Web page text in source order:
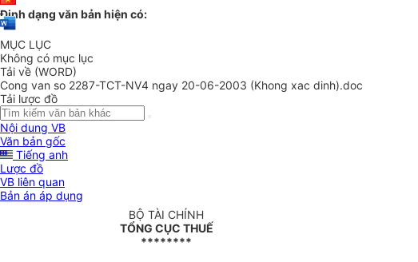
Định dạng văn bản hiện có:
MỤC LỤC
Không có mục lục
Tải về (WORD)
Cong van so 2287-TCT-NV4 ngay 20-06-2003 (Khong xac dinh).doc
Tải lược đồ
Nội dung VB
Văn bản gốc
Tiếng anh
Lược đồ
VB liên quan
Bản án áp dụng
BỘ TÀI CHÍNH
TỔNG CỤC THUẾ
********